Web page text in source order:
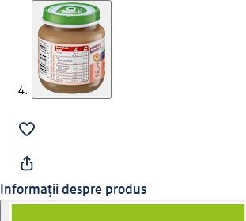
Informații despre produs